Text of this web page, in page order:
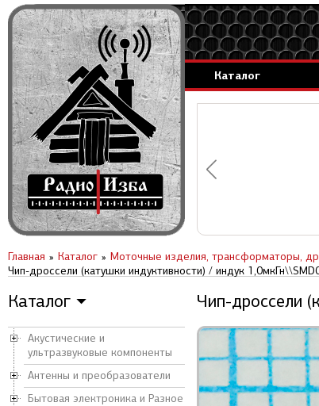
Каталог
генераторы.
за 1 день.
Каталог ▼
Акустические и
ультразвуковые компоненты
Антенны и преобразователи
Бытовая электроника и Разное
Чип-дроссели
Главная Каталог Моточные изделия, трансформаторы,
Чип-дроссели (катушки индуктивности) / индук